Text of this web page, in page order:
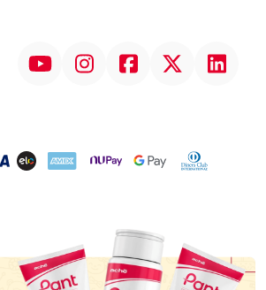
InstagramFacebookTwitter Linkedin
ELO AMEX NuPay Google PayDiners Club